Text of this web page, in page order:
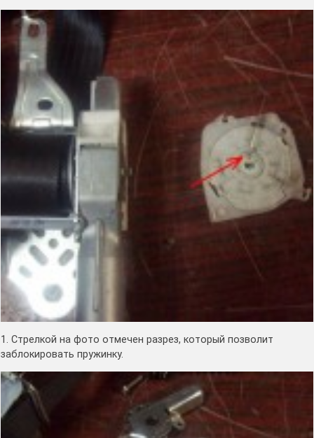
1. Стрелкой на фото отмечен разрез, который позволит
заблокировать пружинку.